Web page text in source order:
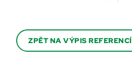
ZPĚT NA VÝPIS REFERENCÍ